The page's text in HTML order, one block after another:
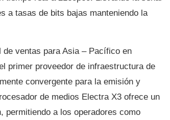
a tasas de bits bajas manteniendo la
ventas para Asia – Pacífico en
primer proveedor de infraestructura de
convergente para la emisión y
de medios Electra X3 ofrece un
permitiendo a los operadores como